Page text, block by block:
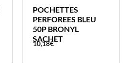
POCHETTES
PERFOREES BLEU
50P BRONYL
SACHET
10,18€